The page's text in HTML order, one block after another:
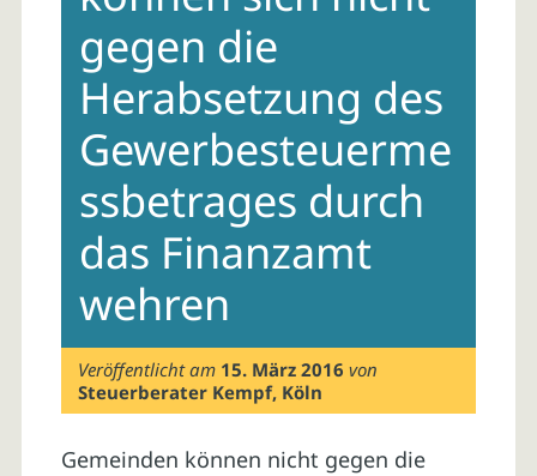
gegen die
Herabsetzung des
Gewerbesteuerme
ssbetrages durch
das Finanzamt
wehren
Veröffentlicht am 15. März 2016 von
Steuerberater Kempf, Köln
Gemeinden können nicht gegen die